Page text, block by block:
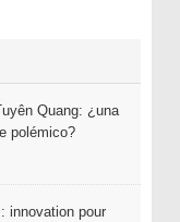
Quang: ¿una
polémico?
innovation pour